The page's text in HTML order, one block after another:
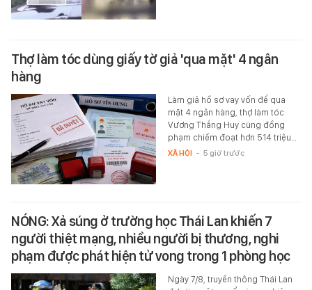
Thợ làm tóc dùng giấy tờ giả 'qua mặt' 4 ngân
hàng
Làm giả hồ sơ vay vốn để qua
mặt 4 ngân hàng, thợ làm tóc
Vương Thắng Huy cùng đồng
phạm chiếm đoạt hơn 514 triệu…
XÃ HỘI - 5 giờ trước
NÓNG: Xả súng ở trường học Thái Lan khiến 7
người thiệt mạng, nhiều người bị thương, nghi
phạm được phát hiện tử vong trong 1 phòng học
Ngày 7/8, truyền thông Thái Lan